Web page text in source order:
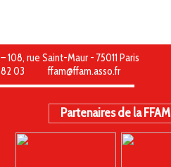
rue Saint-Maur - 75011 Paris
82 03 ffam@ffam.asso.fr
Partenaires de la FFAM